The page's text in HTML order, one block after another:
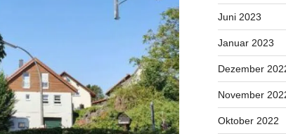
Juni 2023
Januar 2023
Dezember
November
Oktober 2022